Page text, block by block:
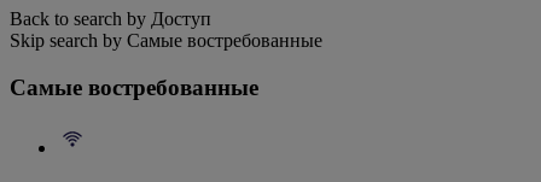
Back to search by Доступ
Skip search by Самые востребованные
Самые востребованные